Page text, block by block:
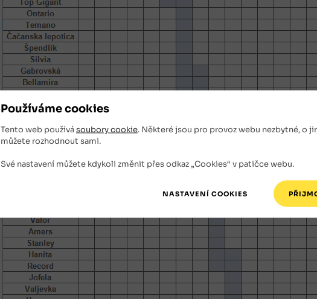
Používáme cookies
Tento web používásoubory cookie. Některé jsou pro provoz webu nezbytné, o
můžete rozhodnout sami.
Své nastavení můžete kdykoli změnit přes odkaz „Cookies“ v patičce webu.